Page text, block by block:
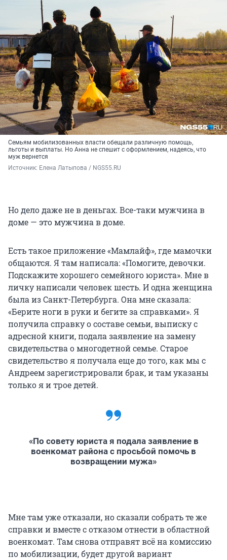
Семьям мобилизованных власти обещали различную помощь,
льготы и выплаты. Но Анна не спешит с оформлением, надеясь, что
муж вернется
Источник: Елена Латыпова / NGS55.RU
Но дело даже не в деньгах. Все-таки мужчина в
доме — это мужчина в доме.
Есть такое приложение «Мамлайф», где мамочки
общаются. Я там написала: «Помогите, девочки.
Подскажите хорошего семейного юриста». Мне в
личку написали человек шесть. И одна женщина
была из Санкт-Петербурга. Она мне сказала:
«Берите ноги в руки и бегите за справками». Я
получила справку о составе семьи, выписку с
адресной книги, подала заявление на замену
свидетельства о многодетной семье. Старое
свидетельство я получала еще до того, как мы с
Андреем зарегистрировали брак, и там указаны
только я и трое детей.
«По совету юриста я подала заявление в
военкомат района с просьбой помочь в
возвращении мужа»
Мне там уже отказали, но сказали собрать те же
справки и вместе с отказом отнести в областной
военкомат. Там снова отправят всё на комиссию
по мобилизации, будет другой вариант